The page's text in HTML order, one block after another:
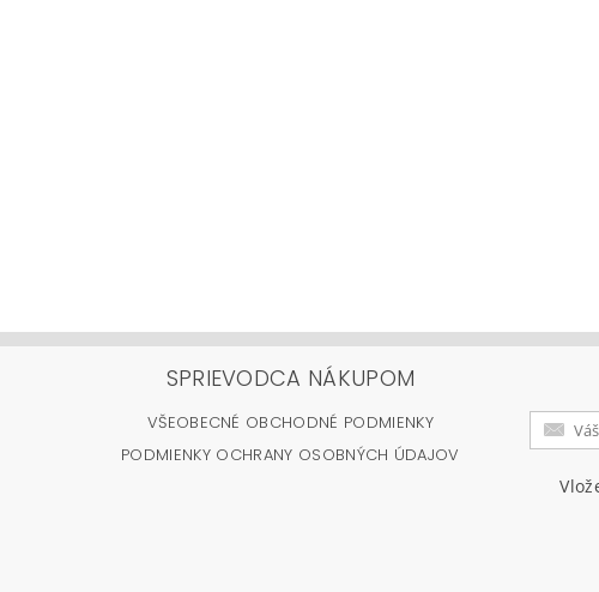
SPRIEVODCA NÁKUPOM
VŠEOBECNÉ OBCHODNÉ PODMIENKY
PODMIENKY OCHRANY OSOBNÝCH ÚDAJOV